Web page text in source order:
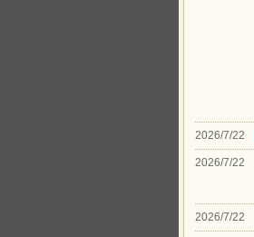
2026/7/22
2026/7/22
2026/7/22